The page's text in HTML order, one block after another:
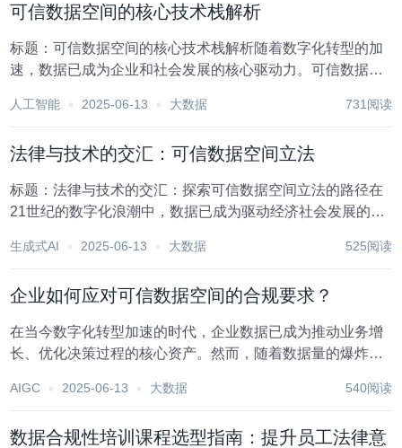
可信数据空间的核心技术栈解析
标题：可信数据空间的核心技术栈解析随着数字化转型的加
速，数据已成为企业和社会发展的核心驱动力。可信数据空
数据隐私与安全的重要框架，正逐渐成为实现数据价值最大
人工智能 2025-06-13 大数据 731阅读
法律与技术的交汇：可信数据空间立法
标题：法律与技术的交汇：探索可信数据空间立法的路径在
21世纪的数字化浪潮中，数据已成为驱动经济社会发展的关
发展，数据的高效利用与安全管理成为亟待解决的时代课
生成式AI 2025-06-13 大数据 525阅读
企业如何应对可信数据空间的合规要求？
在当今数字化转型加速的时代，企业数据已成为推动业务增
长、优化决策过程的核心资产。然而，随着数据量的爆炸式
管理等问题也日益凸显，尤其是可信数据空间（Trusted
AIGC 2025-06-13 大数据 540阅读
数据合规性培训课程选型指南：提升员工法律意